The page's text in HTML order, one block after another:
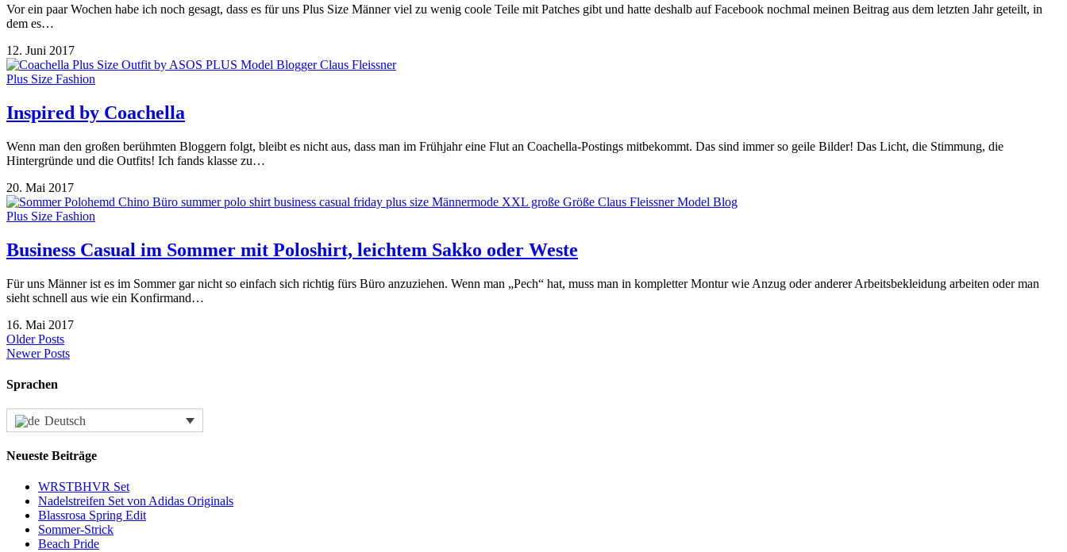
Vor ein paar Wochen habe ich noch gesagt, dass es für uns Plus Size Männer viel zu wenig coole Teile mit Patches gibt und hatte deshalb auf Facebook nochmal meinen Beitrag aus dem letzten Jahr geteilt, in
dem es…
12. Juni 2017
Plus Size Fashion
Inspired by Coachella
Wenn man den großen berühmten Bloggern folgt, bleibt es nicht aus, dass man im Frühjahr eine Flut an Coachella-Postings mitbekommt. Das sind immer so geile Bilder! Das Licht, die Stimmung, die
Hintergründe und die Outfits! Ich fands klasse zu…
20. Mai 2017
Plus Size Fashion
Business Casual im Sommer mit Poloshirt, leichtem Sakko oder Weste
Für uns Männer ist es im Sommer gar nicht so einfach sich richtig fürs Büro anzuziehen. Wenn man „Pech“ hat, muss man in kompletter Montur wie Anzug oder anderer Arbeitsbekleidung arbeiten oder man
sieht schnell aus wie ein Konfirmand…
16. Mai 2017
Older Posts
Newer Posts
Sprachen
Deutsch
Neueste Beiträge
WRSTBHVR Set
Nadelstreifen Set von Adidas Originals
Blassrosa Spring Edit
Sommer-Strick
Beach Pride